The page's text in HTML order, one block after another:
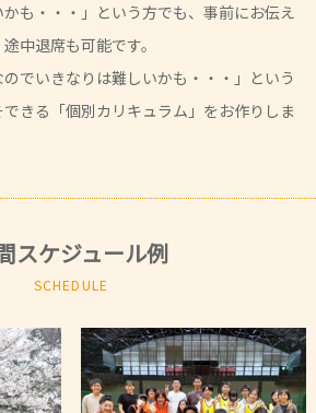
も・・・」という方でも、事前にお伝え
中退席も可能です。
のでいきなりは難しいかも・・・」という
きる「個別カリキュラム」をお作りしま
スケジュール例
SCHEDULE